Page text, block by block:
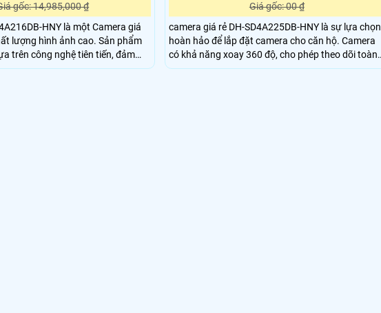
gốc: 14,985,000 ₫
HNY là một Camera giá
hình ảnh cao. Sản phẩm
trên công nghệ tiên tiến, đảm
hiệu quả và an ninh độc đáo.
Giá gốc: 00 ₫
camera giá rẻ DH-SD4A225DB-HNY là sự lựa chọn
hoàn hảo để lắp đặt camera cho căn hộ. Camera
có khả năng xoay 360 độ, cho phép theo dõi toàn
cảnh một cách đơn giản. Công nghệ hình ảnh